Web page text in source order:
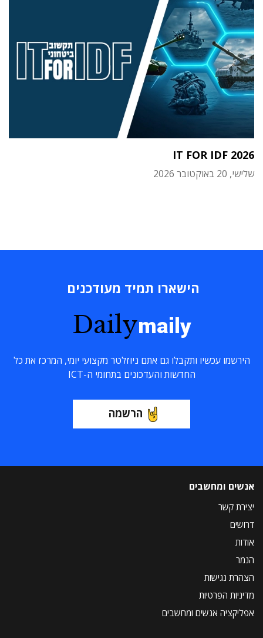
IT FOR IDF 2026
שלישי, 20 באוקטובר 2026
הישארו תמיד מעודכנים
Dailymaily
הירשמו עכשיו ותקבלו גם אתם ניוזלטר מקצועי יומי, המרכז את כל
החדשות והעדכונים בתחומי ה-ICT
הרשמה
אנשים ומחשבים
יצירת קשר
דרושים
אודות
הנמר
הצהרת נגישות
מדיניות הפרטיות
אפליקציה אנשים ומחשבים